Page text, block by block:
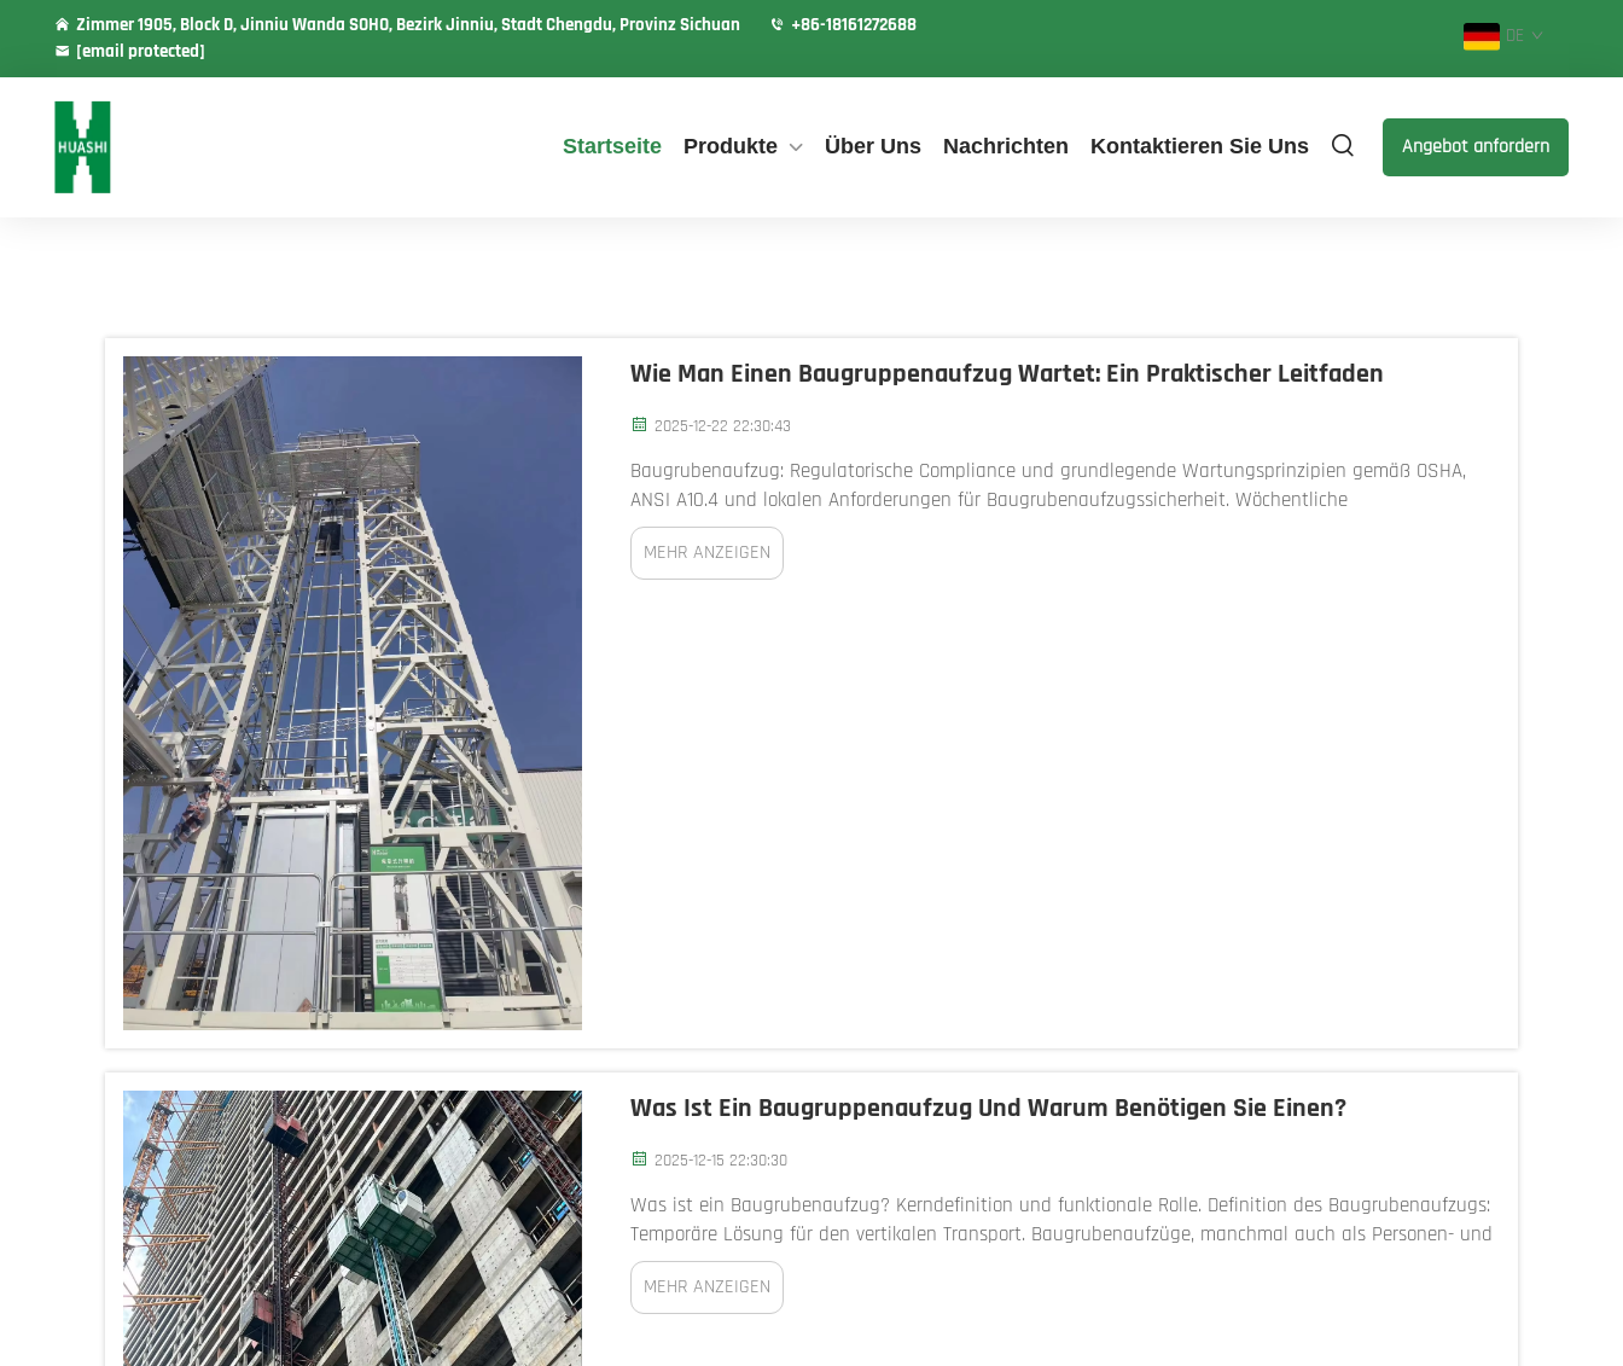
Zimmer 1905, Block D, Jinniu Wanda SOHO, Bezirk Jinniu, Stadt Chengdu, Provinz Sichuan
+86-18161272688
[email protected]
DE
Startseite Produkte Über Uns Nachrichten Kontaktieren Sie Uns Angebot anfordern
Wie Man Einen Baugruppenaufzug Wartet: Ein Praktischer Leitfaden
2025-12-22 22:30:43
Baugrubenaufzug: Regulatorische Compliance und grundlegende Wartungsprinzipien gemäß OSHA,
ANSI A10.4 und lokalen Anforderungen für Baugrubenaufzugssicherheit. Wöchentliche
Bremskalibrierung und monatliche Inspektionen der strukturellen Schraubverbindungen sind Beispiele
dafür, wie diese...
MEHR ANZEIGEN
Was Ist Ein Baugruppenaufzug Und Warum Benötigen Sie Einen?
2025-12-15 22:30:30
Was ist ein Baugrubenaufzug? Kerndefinition und funktionale Rolle. Definition des Baugrubenaufzugs:
Temporäre Lösung für den vertikalen Transport. Baugrubenaufzüge, manchmal auch als Personen- und
Materialaufzüge bezeichnet, dienen als temporäre Lösung für den vertikalen Transport...
MEHR ANZEIGEN